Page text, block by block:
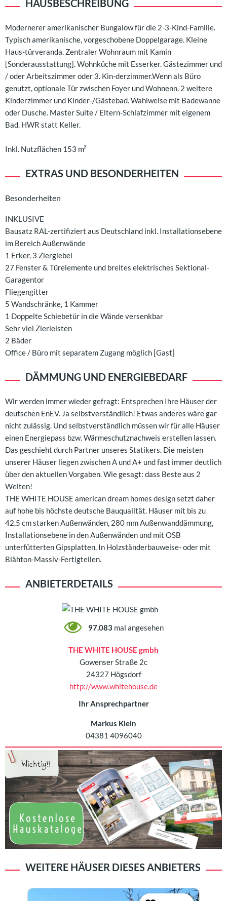
HAUSBESCHREIBUNG
Modernerer amerikanischer Bungalow für die 2-3-Kind-Familie.
Typisch amerikanische, vorgeschobene Doppelgarage. Kleine
Haus-türveranda. Zentraler Wohnraum mit Kamin
[Sonderausstattung]. Wohnküche mit Esserker. Gästezimmer und
/ oder Arbeitszimmer oder 3. Kin-derzimmer.Wenn als Büro
genutzt, optionale Tür zwischen Foyer und Wohnenn. 2 weitere
Kinderzimmer und Kinder-/Gästebad. Wahlweise mit Badewanne
oder Dusche. Master Suite / Eltern-Schlafzimmer mit eigenem
Bad. HWR statt Keller.
Inkl. Nutzflächen 153 m²
EXTRAS UND BESONDERHEITEN
Besonderheiten
INKLUSIVE
Bausatz RAL-zertifiziert aus Deutschland inkl. Installationsebene
im Bereich Außenwände
1 Erker, 3 Ziergiebel
27 Fenster & Türelemente und breites elektrisches Sektional-
Garagentor
Fliegengitter
5 Wandschränke, 1 Kammer
1 Doppelte Schiebetür in die Wände versenkbar
Sehr viel Zierleisten
2 Bäder
Office / Büro mit separatem Zugang möglich [Gast]
DÄMMUNG UND ENERGIEBEDARF
Wir werden immer wieder gefragt: Entsprechen Ihre Häuser der
deutschen EnEV. Ja selbstverständlich! Etwas anderes wäre gar
nicht zulässig. Und selbstverständlich müssen wir für alle Häuser
einen Energiepass bzw. Wärmeschutznachweis erstellen lassen.
Das geschieht durch Partner unseres Statikers. Die meisten
unserer Häuser liegen zwischen A und A+ und fast immer deutlich
über den aktuellen Vorgaben. Wie gesagt: dass Beste aus 2
Welten!
THE WHITE HOUSE american dream homes design setzt daher
auf hohe bis höchste deutsche Bauqualität. Häuser mit bis zu
42,5 cm starken Außenwänden, 280 mm Außenwanddämmung,
Installationsebene in den Außenwänden und mit OSB
unterfütterten Gipsplatten. In Holzständerbauweise- oder mit
Blähton-Massiv-Fertigteilen.
ANBIETERDETAILS
97.083mal angesehen
THE WHITE HOUSE gmbh
Gowenser Straße 2c
24327 Högsdorf
http://www.whitehouse.de
Ihr Ansprechpartner
Markus Klein
04381 4096040
WEITERE HÄUSER DIESES ANBIETERS